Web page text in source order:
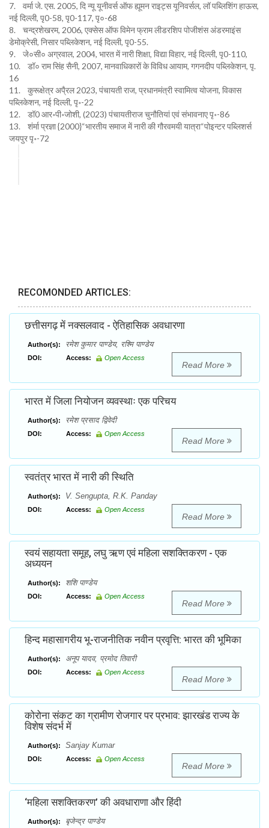
7. वर्मा जे. एस. 2005, दि न्यू यूनीवर्स ऑफ ह्यूमन राइट्स यूनिवर्सल, लॉ पब्लिशिंग हाऊस,
नई दिल्ली, पृ0-58, पृ0-117, पृ०-68
8. चन्द्रशेखरम, 2006, एक्सेस ऑफ विमेन फ्राम लीडरशिप पोजीशंस अंडरमाइंस
डेमोक्रेसी, निसार पब्लिकेशन, नई दिल्ली, पृ0-55.
9. जे०सी० अग्रवाल, 2004, भारत में नारी शिक्षा, विद्या विहार, नई दिल्ली, पृ0-110,
10. डॉ० राम सिंह सैनी, 2007, मानवाधिकारों के विविध आयाम, गगनदीप पब्लिकेशन, पृ.
16
11. कुरूक्षेत्र अपै्रल 2023, पंचायती राज, प्रधानमंत्री स्वामित्व योजना, विकास
पब्लिकेशन, नई दिल्ली, पृ॰-22
12. डॉ0 आर॰पी॰जोशी, (2023) पंचायतीराज चुनौतियां एवं संभावनाए पृ॰-86
13. शंर्मा प्रज्ञा {2000}“भारतीय समाज में नारी की गौरवमयी यात्रा“पोइन्टर पब्लिशर्स
जयपुर पृ॰-72
RECOMONDED ARTICLES:
छत्तीसगढ़ में नक्सलवाद - ऐतिहासिक अवधारणा
Author(s): रमेश कुमार पाण्डेय, रश्मि पाण्डेय
DOI: Access: Open Access
Read More
भारत में जिला नियोजन व्यवस्थाः एक परिचय
Author(s): रमेश प्रसाद द्विवेदी
DOI: Access: Open Access
Read More
स्वतंत्र भारत में नारी की स्थिति
Author(s): V. Sengupta, R.K. Panday
DOI: Access: Open Access
Read More
स्वयं सहायता समूह, लघु ऋण एवं महिला सशक्तिकरण - एक
अध्ययन
Author(s): शशि पाण्डेय
DOI: Access: Open Access
Read More
हिन्द महासागरीय भू-राजनीतिक नवीन प्रवृत्ति: भारत की भूमिका
Author(s): अनूप यादव, प्रमोद तिवारी
DOI: Access: Open Access
Read More
कोरोना संकट का ग्रामीण रोजगार पर प्रभाव: झारखंड राज्य के
विशेष संदर्भ में
Author(s): Sanjay Kumar
DOI: Access: Open Access
Read More
‘महिला सशक्तिकरण’ की अवधाराणा और हिंदी
Author(s): बृजेन्द्र पाण्डेय